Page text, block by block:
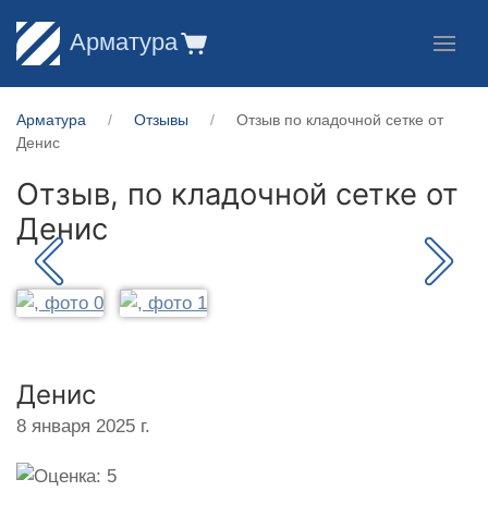
Арматура
Арматура Отзывы
Отзыв по кладочной сетке от
Денис
Отзыв, по кладочной сетке от
Денис
Денис
8 января 2025 г.